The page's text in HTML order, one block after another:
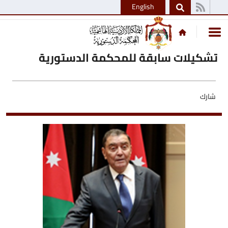
English
تشكيلات سابقة للمحكمة الدستورية
شارك